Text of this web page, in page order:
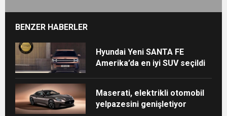
BENZER HABERLER
Hyundai Yeni SANTA FE
Amerika’da en iyi SUV seçildi
Maserati, elektrikli otomobil
yelpazesini genişletiyor